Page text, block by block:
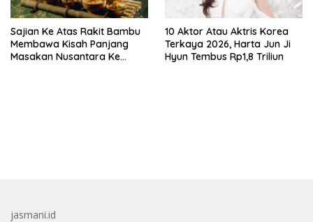
Sajian Ke Atas Rakit Bambu
Membawa Kisah Panjang
Masakan Nusantara Ke
10 Aktor Atau Aktris Korea
Terkaya 2026, Harta Jun Ji
Hyun Tembus Rp1,8 Triliun
jasmani.id